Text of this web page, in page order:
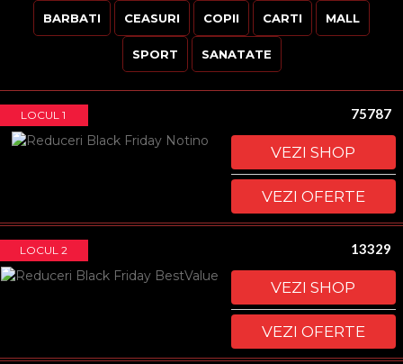
BARBATI CEASURI COPII CARTI MALL
SPORT SANATATE
LOCUL 1 75787
VEZI SHOP
VEZI OFERTE
LOCUL 2 13329
VEZI SHOP
VEZI OFERTE